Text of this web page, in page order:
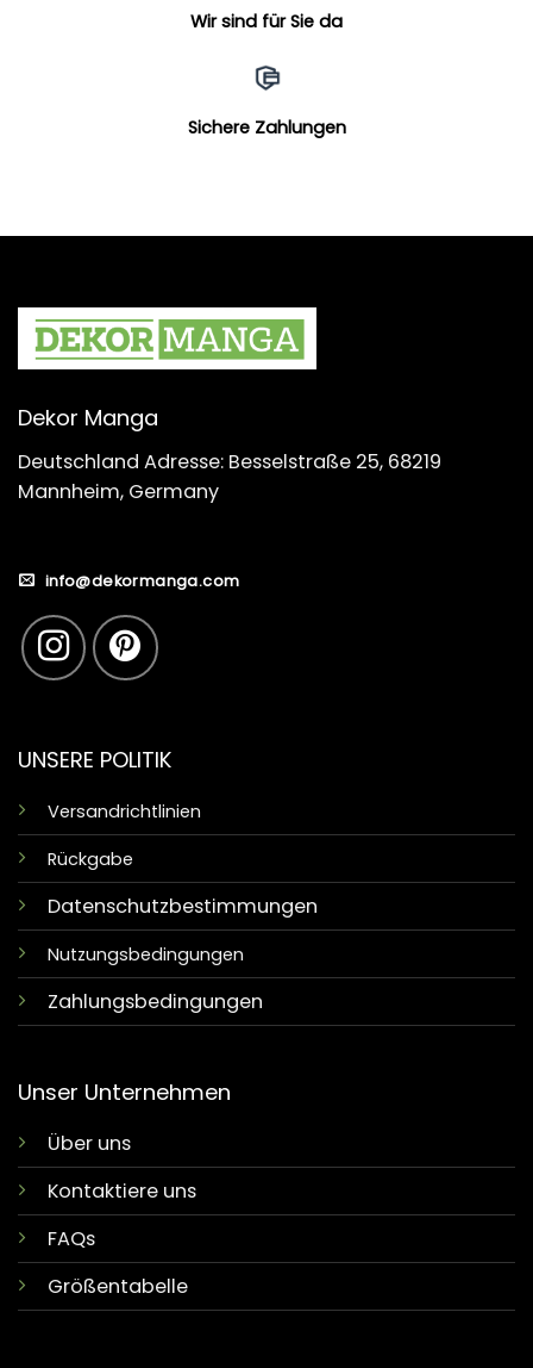
Wir sind für Sie da
Sichere Zahlungen
Dekor Manga
Deutschland Adresse: Besselstraße 25, 68219
Mannheim, Germany
info@dekormanga.com
UNSERE POLITIK
Versandrichtlinien
Rückgabe
Datenschutzbestimmungen
Nutzungsbedingungen
Zahlungsbedingungen
Unser Unternehmen
Über uns
Kontaktiere uns
FAQs
Größentabelle